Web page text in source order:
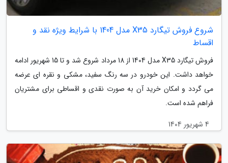
شروع فروش تیگارد X35 مدل 1404 با شرایط ویژه نقد و
اقساط
فروش تیگارد X35 مدل 1404 از 18 مرداد شروع شد و تا 15 شهریور ادامه
خواهد داشت. این خودرو در سه رنگ سفید، مشکی و نقره ای عرضه
می گردد و امکان خرید آن به صورت نقدی و اقساطی برای مشتریان
فراهم شده است.
4 شهریور 1404